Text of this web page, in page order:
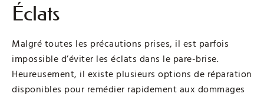
Éclats
Malgré toutes les précautions prises, il est parfois
impossible d’éviter les éclats dans le pare-brise.
Heureusement, il existe plusieurs options de réparation
disponibles pour remédier rapidement aux dommages